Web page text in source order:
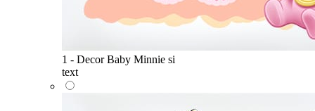
1 - Decor Baby Minnie si
text